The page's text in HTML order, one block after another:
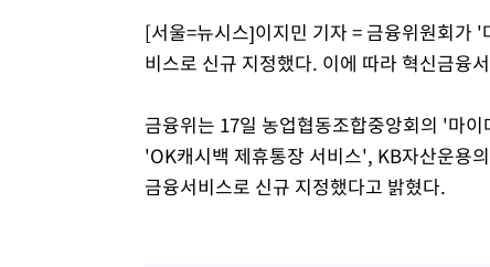
[속보]'압수수색·성접대 논란' 축구협회 "실망과 걱정 안겨
'최고 37도' 폭염 지속…강원동해안 최대 150㎜ 비
[서울=뉴시스]이지민 기자 = 금융위원회가
비스로 신규 지정했다. 이에 따라 혁신금융
금융위는 17일 농업협동조합중앙회의 '마
'OK캐시백 제휴통장 서비스', KB자산운용
금융서비스로 신규 지정했다고 밝혔다.